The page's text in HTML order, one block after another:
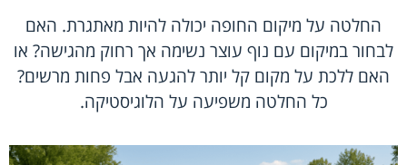
החלטה על מיקום החופה יכולה להיות מאתגרת. האם
לבחור במיקום עם נוף עוצר נשימה אך רחוק מהגישה? או
האם ללכת על מקום קל יותר להגעה אבל פחות מרשים?
כל החלטה משפיעה על הלוגיסטיקה.